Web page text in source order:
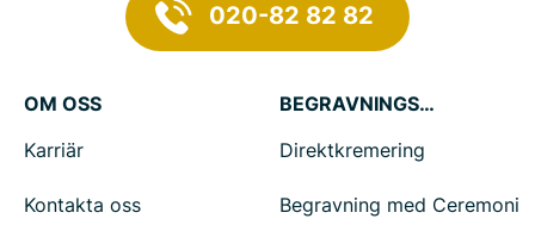
020-82 82 82
OM OSS
Karriär
Kontakta oss
BEGRAVNINGSTJÄNSTER
Direktkremering
Begravning med Ceremoni